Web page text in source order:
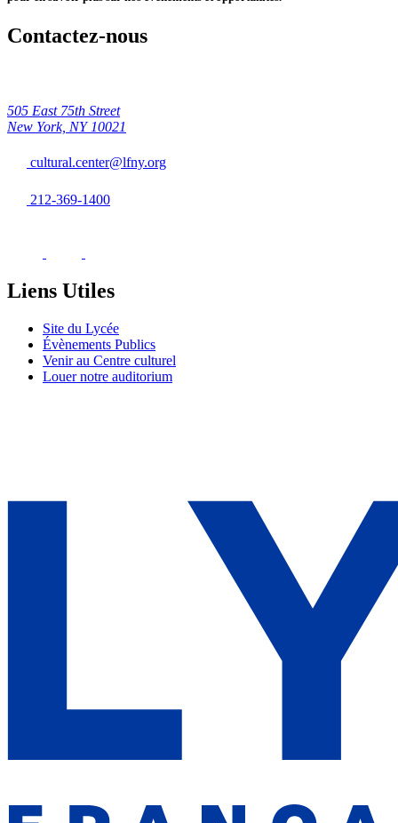
Contactez-nous
505 East 75th Street
New York, NY 10021
cultural.center@lfny.org
212-369-1400
Liens Utiles
Site du Lycée
Évènements Publics
Venir au Centre culturel
Louer notre auditorium